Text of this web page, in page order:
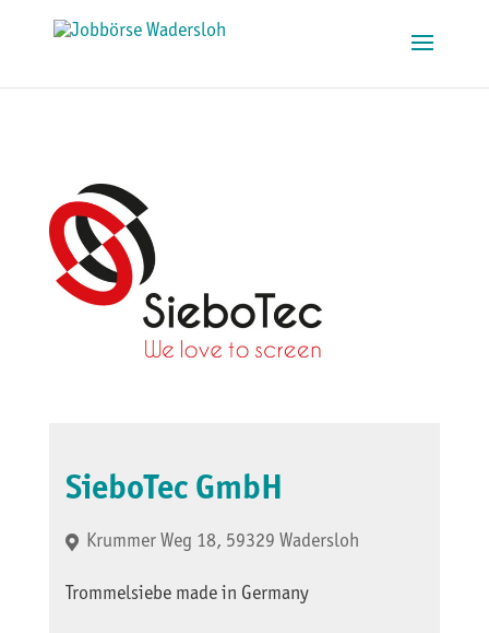
SieboTec GmbH
Krummer Weg 18, 59329 Wadersloh
Trommelsiebe made in Germany